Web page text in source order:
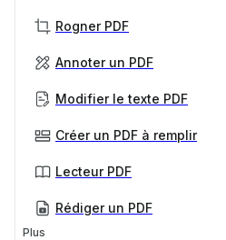
Rogner PDF
Annoter un PDF
Modifier le texte PDF
Créer un PDF à remplir
Lecteur PDF
Rédiger un PDF
Plus